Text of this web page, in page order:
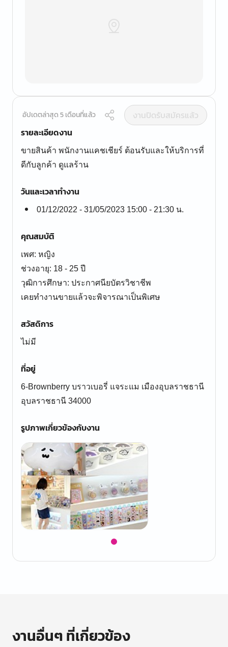
อัปเดตล่าสุด 5 เดือนที่แล้ว
งานปิดรับสมัครแล้ว
รายละเอียดงาน
ขายสินค้า พนักงานแคชเชียร์ ต้อนรับและให้บริการที่
ดีกับลูกค้า ดูแลร้าน
วันและเวลาทำงาน
01/12/2022 - 31/05/2023 15:00 - 21:30 น.
คุณสมบัติ
เพศ: หญิง
ช่วงอายุ: 18 - 25 ปี
วุฒิการศึกษา: ประกาศนียบัตรวิชาชีพ
เคยทำงานขายแล้วจะพิจารณาเป็นพิเศษ
สวัสดิการ
ไม่มี
ที่อยู่
6-Brownberry บราวเบอรี่ แจระแม เมืองอุบลราชธานี
อุบลราชธานี 34000
รูปภาพเกี่ยวข้องกับงาน
งานอื่นๆ ที่เกี่ยวข้อง